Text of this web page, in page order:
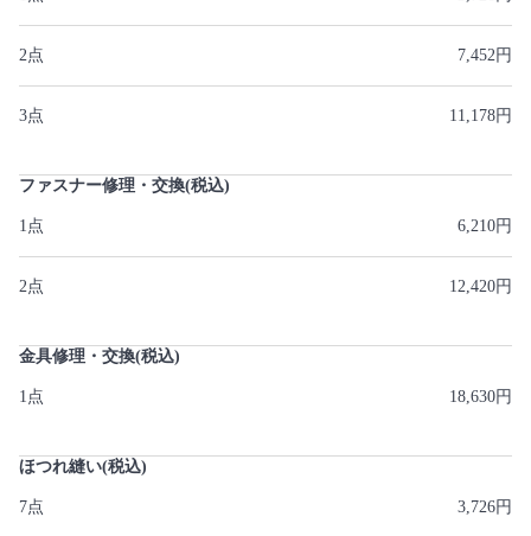
2点 7,452円
3点 11,178円
ファスナー修理・交換(税込)
1点 6,210円
2点 12,420円
金具修理・交換(税込)
1点 18,630円
ほつれ縫い(税込)
7点 3,726円